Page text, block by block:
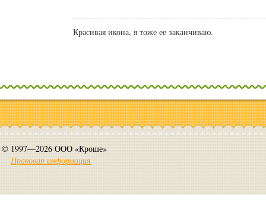
Красивая икона, я тоже ее заканчиваю.
© 1997—2026 ООО «Кроше»
Правовая информация